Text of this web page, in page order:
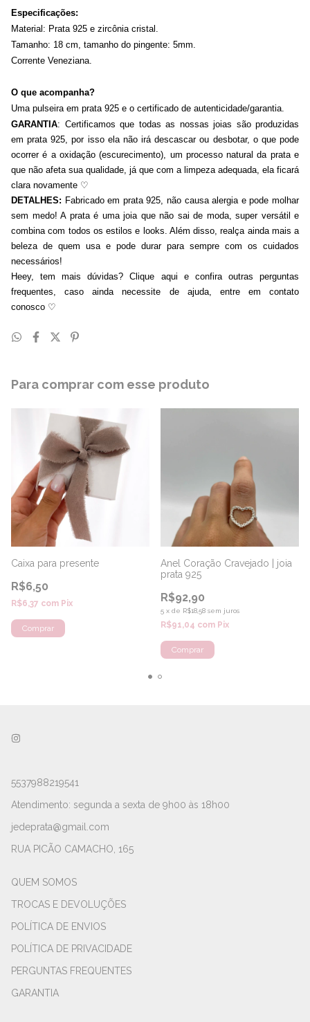
Especificações:
Material: Prata 925 e zircônia cristal.
Tamanho: 18 cm, tamanho do pingente: 5mm.
Corrente Veneziana.
O que acompanha?
Uma pulseira em prata 925 e o certificado de autenticidade/garantia.
GARANTIA: Certificamos que todas as nossas joias são produzidas
em prata 925, por isso ela não irá descascar ou desbotar, o que pode
ocorrer é a oxidação (escurecimento), um processo natural da prata e
que não afeta sua qualidade, já que com a limpeza adequada, ela ficará
clara novamente ♡
DETALHES: Fabricado em prata 925, não causa alergia e pode molhar
sem medo! A prata é uma joia que não sai de moda, super versátil e
combina com todos os estilos e looks. Além disso, realça ainda mais a
beleza de quem usa e pode durar para sempre com os cuidados
necessários!
Heey, tem mais dúvidas? Clique aqui e confira outras perguntas
frequentes, caso ainda necessite de ajuda, entre em contato
conosco ♡
Para comprar com esse produto
Caixa para presente
R$6,50
R$6,37 com Pix
Anel Coração Cravejado | joia
prata 925
R$92,90
5 x de R$18,58 sem juros
R$91,04 com Pix
Comprar
5537988219541
Atendimento: segunda a sexta de 9h00 às 18h00
jedeprata@gmail.com
RUA PICÃO CAMACHO, 165
QUEM SOMOS
TROCAS E DEVOLUÇÕES
POLÍTICA DE ENVIOS
POLÍTICA DE PRIVACIDADE
PERGUNTAS FREQUENTES
GARANTIA